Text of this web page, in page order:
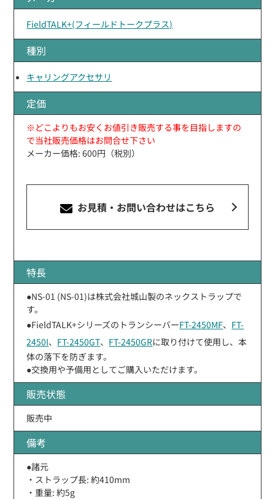
FieldTALK+(フィールドトークプラス)
種別
キャリングアクセサリ
定価
※どこよりもお安くお値引き販売する事を目指しますの
で当社販売価格はお問合せ下さい
メーカー価格: 600円（税別）
お見積・お問い合わせはこちら
特長
●NS-01 (NS-01)は株式会社城山製のネックストラップで
す。
●FieldTALK+シリーズのトランシーバーFT-2450MF、 FT-
2450I、 FT-2450GT、 FT-2450GRに取り付けて使用し、本
体の落下を防ぎます。
●交換用や予備用としてご購入いただけます。
販売状態
販売中
備考
●諸元
・ストラップ長: 約410mm
・重量: 約5g